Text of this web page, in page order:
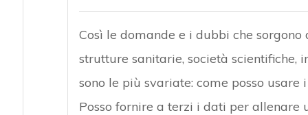
Così le domande e i dubbi che
strutture sanitarie, società scientifiche,
sono le più svariate: come posso
Posso fornire a terzi i dati per allenare